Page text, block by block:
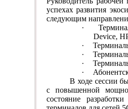
успехах развития
следующим
·
Device,
·
·
·
·
В ходе сессии
с повышенной
состояние